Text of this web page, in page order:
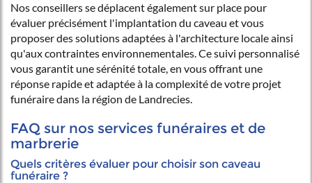
Nos conseillers se déplacent également sur place pour
évaluer précisément l'implantation du caveau et vous
proposer des solutions adaptées à l'architecture locale ainsi
qu'aux contraintes environnementales. Ce suivi personnalisé
vous garantit une sérénité totale, en vous offrant une
réponse rapide et adaptée à la complexité de votre projet
funéraire dans la région de Landrecies.
FAQ sur nos services funéraires et de
marbrerie
Quels critères évaluer pour choisir son caveau
funéraire ?